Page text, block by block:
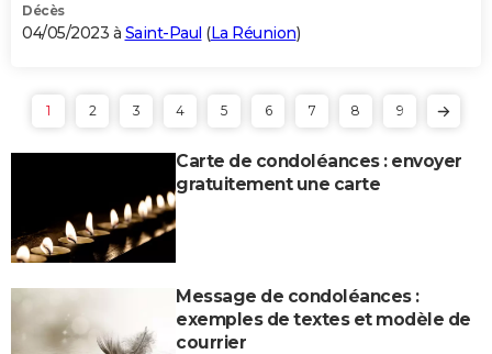
Décès
04/05/2023 à Saint-Paul (La Réunion)
1 2 3 4 5 6 7 8 9
Carte de condoléances : envoyer
gratuitement une carte
Message de condoléances :
exemples de textes et modèle de
courrier